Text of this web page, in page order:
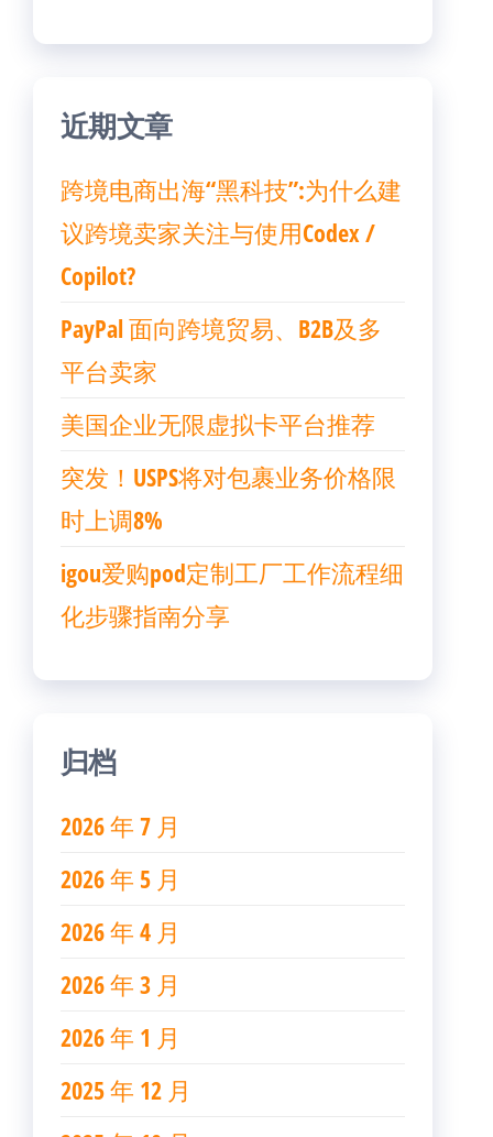
近期文章
跨境电商出海“黑科技”:为什么建
议跨境卖家关注与使用Codex /
Copilot?
PayPal 面向跨境贸易、B2B及多
平台卖家
美国企业无限虚拟卡平台推荐
突发！USPS将对包裹业务价格限
时上调8%
igou爱购pod定制工厂工作流程细
化步骤指南分享
归档
2026 年 7 月
2026 年 5 月
2026 年 4 月
2026 年 3 月
2026 年 1 月
2025 年 12 月